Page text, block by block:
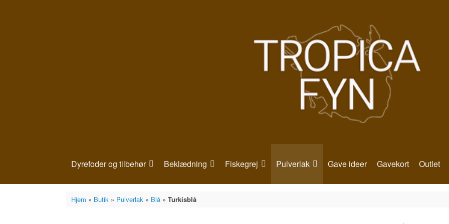
Dyrefoder og tilbehør Beklædning Fiskegrej Pulverlak Gave ideer Gavekort Outlet
Hjem » Butik» Pulverlak» Blå» Turkisblå